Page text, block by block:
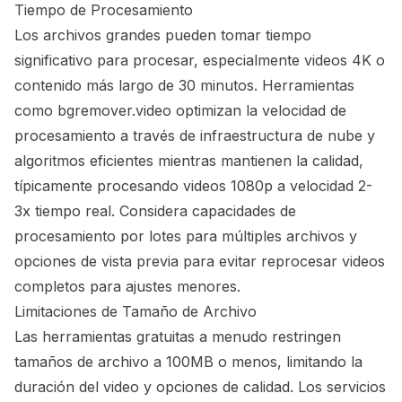
Tiempo de Procesamiento
Los archivos grandes pueden tomar tiempo
significativo para procesar, especialmente videos 4K o
contenido más largo de 30 minutos. Herramientas
como bgremover.video optimizan la velocidad de
procesamiento a través de infraestructura de nube y
algoritmos eficientes mientras mantienen la calidad,
típicamente procesando videos 1080p a velocidad 2-
3x tiempo real. Considera capacidades de
procesamiento por lotes para múltiples archivos y
opciones de vista previa para evitar reprocesar videos
completos para ajustes menores.
Limitaciones de Tamaño de Archivo
Las herramientas gratuitas a menudo restringen
tamaños de archivo a 100MB o menos, limitando la
duración del video y opciones de calidad. Los servicios